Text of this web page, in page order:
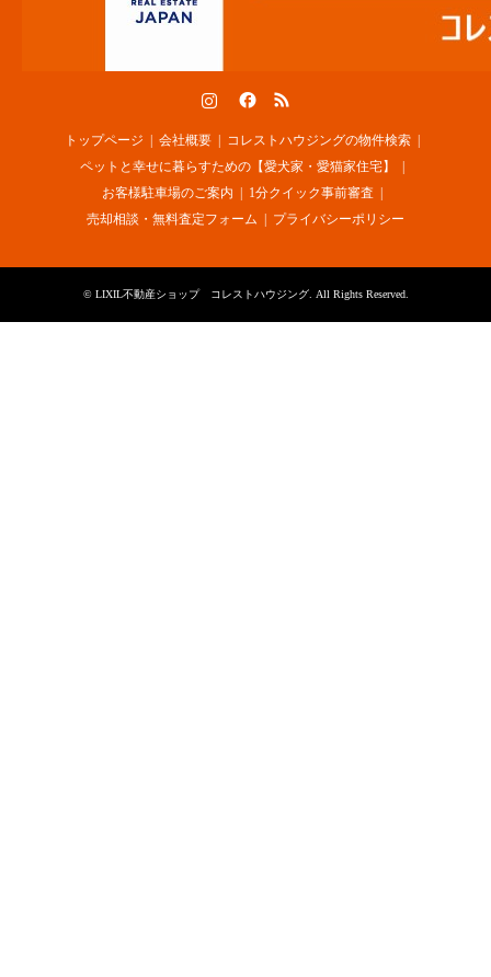
トップページ 会社概要
コレストハウジングの物件検索
ペットと幸せに暮らすための【愛犬家・愛猫家住宅】
お客様駐車場のご案内
1分クイック事前審査
売却相談・無料査定フォーム
プライバシーポリシー
© LIXIL不動産ショップ コレストハウジング. All Rights Reserved.